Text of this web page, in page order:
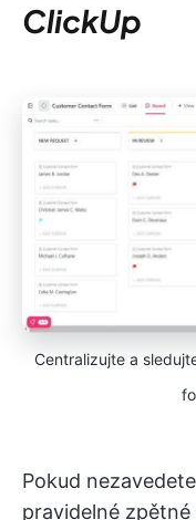
ClickUp
Centralizujte a
Pokud
pravidelné